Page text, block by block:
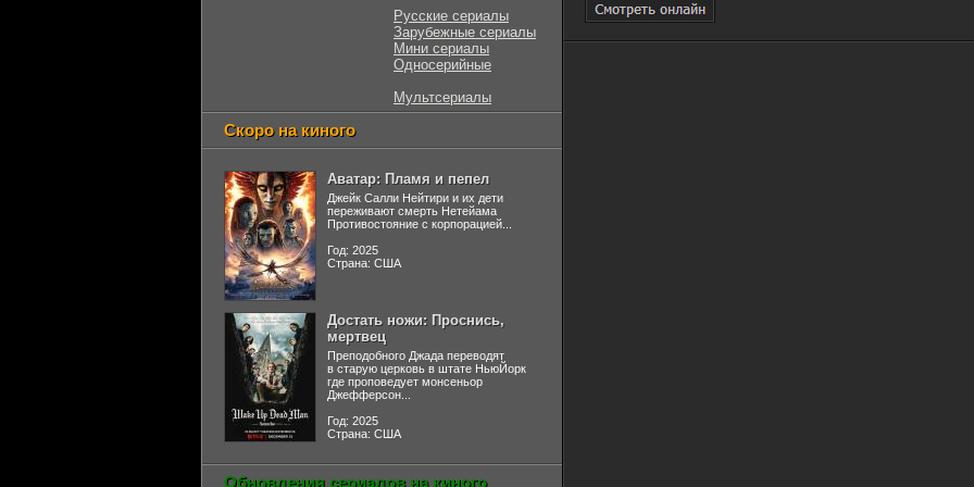
Русские сериалы
Зарубежные сериалы
Мини сериалы
Односерийные
Мультсериалы
Скоро на киного
Аватар: Пламя и пепел
Джейк Салли Нейтири и их дети
переживают смерть Нетейама
Противостояние с корпорацией...
Год: 2025
Страна: США
Достать ножи: Проснись,
мертвец
Преподобного Джада переводят
в старую церковь в штате НьюЙорк
где проповедует монсеньор
Джефферсон...
Год: 2025
Страна: США
Обновления сериалов на киного